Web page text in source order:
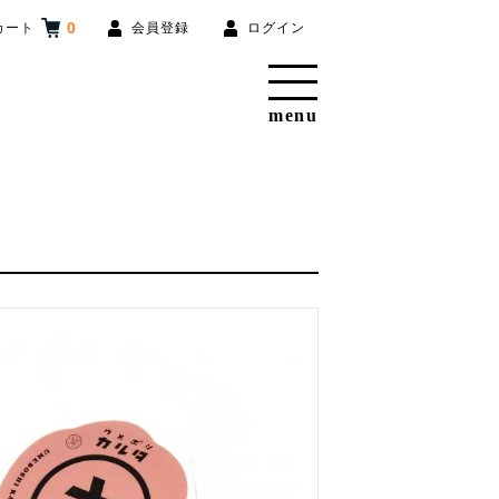
ート 0 会員登録 ログイン
menu
このお店について
ぐるぐるしゃかしゃか
ブランドから探す